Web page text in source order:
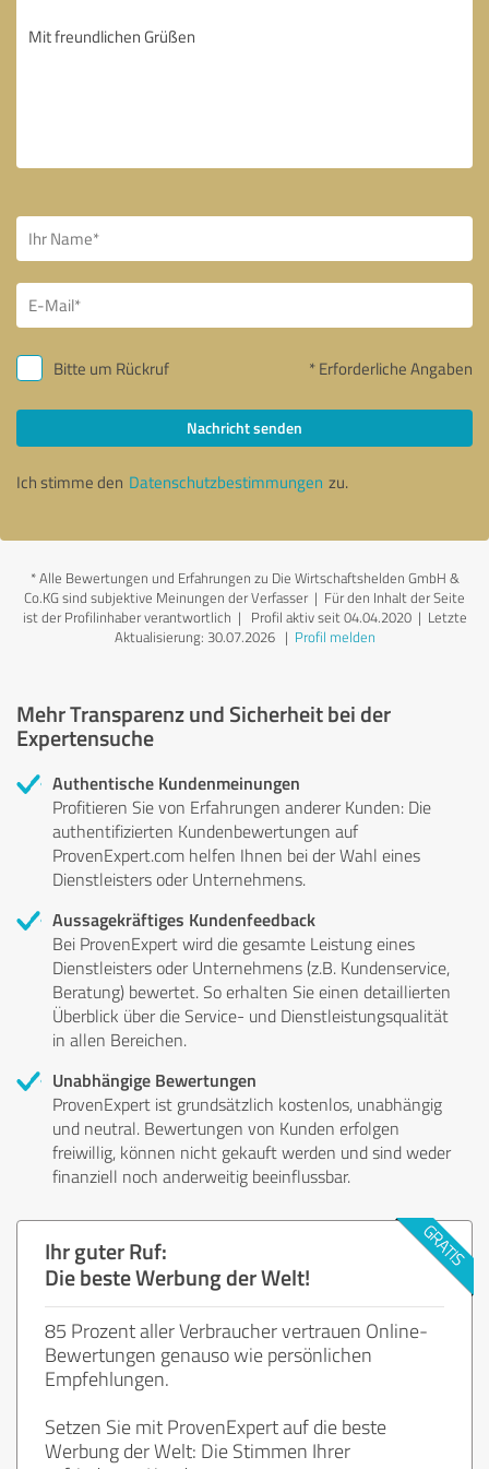
Bitte um Rückruf * Erforderliche Angaben
Nachricht senden
Ich stimme den Datenschutzbestimmungen zu.
*Alle Bewertungen und Erfahrungen zu Die Wirtschaftshelden GmbH &
Co.KG sind subjektive Meinungen der Verfasser | Für den Inhalt der Seite
ist der Profilinhaber verantwortlich | Profil aktiv seit 04.04.2020 | Letzte
Aktualisierung: 30.07.2026| Profil melden
Mehr Transparenz und Sicherheit bei der
Expertensuche
Authentische Kundenmeinungen
Profitieren Sie von Erfahrungen anderer Kunden: Die
authentifizierten Kundenbewertungen auf
ProvenExpert.com helfen Ihnen bei der Wahl eines
Dienstleisters oder Unternehmens.
Aussagekräftiges Kundenfeedback
Bei ProvenExpert wird die gesamte Leistung eines
Dienstleisters oder Unternehmens (z.B. Kundenservice,
Beratung) bewertet. So erhalten Sie einen detaillierten
Überblick über die Service- und Dienstleistungsqualität
in allen Bereichen.
Unabhängige Bewertungen
ProvenExpert ist grundsätzlich kostenlos, unabhängig
und neutral. Bewertungen von Kunden erfolgen
freiwillig, können nicht gekauft werden und sind weder
finanziell noch anderweitig beeinflussbar.
Ihr guter Ruf:
Die beste Werbung der Welt!
85 Prozent aller Verbraucher vertrauen Online-
Bewertungen genauso wie persönlichen
Empfehlungen.
Setzen Sie mit ProvenExpert auf die beste
Werbung der Welt: Die Stimmen Ihrer